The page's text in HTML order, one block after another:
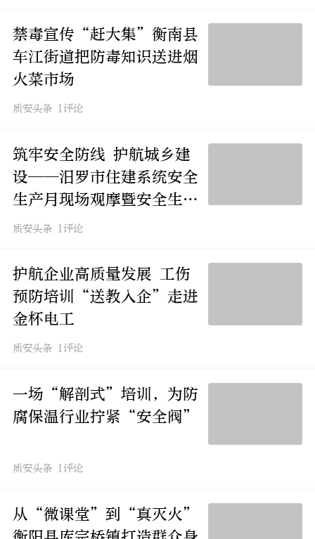
禁毒宣传“赶大集”衡南县
车江街道把防毒知识送进烟
火菜市场
质安头条 1评论
筑牢安全防线 护航城乡建
设——汨罗市住建系统安全
生产月现场观摩暨安全生产
大讲堂活动举行
质安头条 1评论
护航企业高质量发展 工伤
预防培训“送教入企”走进
金杯电工
质安头条 1评论
一场“解剖式”培训，为防
腐保温行业拧紧“安全阀”
质安头条 1评论
从“微课堂”到“真灭火”